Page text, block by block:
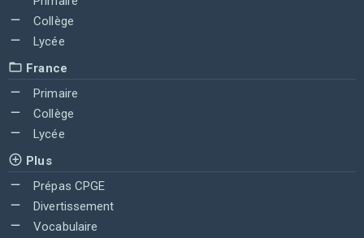
Collège
Lycée
France
Primaire
Collège
Lycée
Plus
Prépas CPGE
Divertissement
Vocabulaire